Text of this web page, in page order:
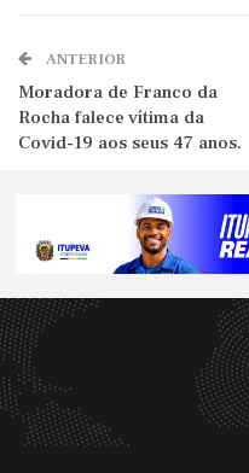
ANTERIOR
Moradora de Franco da
Rocha falece vítima da
Covid-19 aos seus 47 anos.